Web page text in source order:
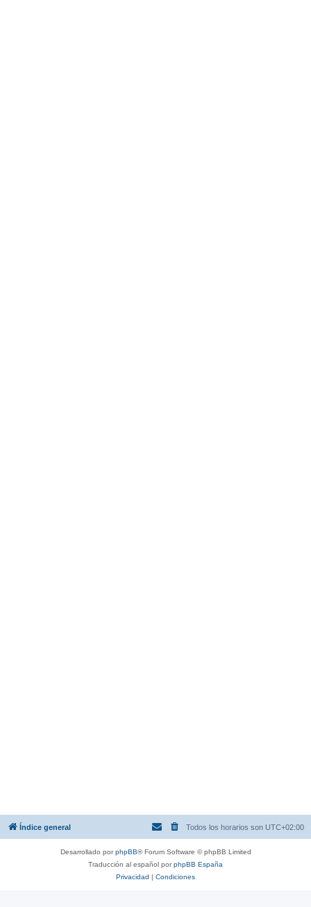
Índice general Todos los horarios son UTC+02:00
Desarrollado porphpBB® Forum Software © phpBB Limited
Traducción al español porphpBB España
Privacidad | Condiciones